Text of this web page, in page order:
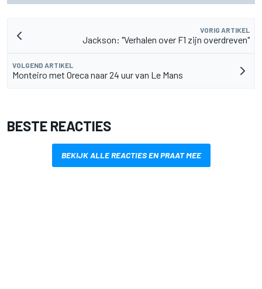
VORIG ARTIKEL
Jackson: "Verhalen over F1 zijn overdreven"
VOLGEND ARTIKEL
Monteiro met Oreca naar 24 uur van Le Mans
BESTE REACTIES
BEKIJK ALLE REACTIES EN PRAAT MEE